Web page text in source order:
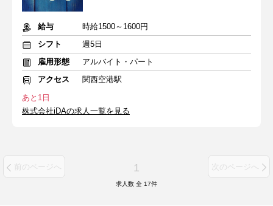
給与
時給1500～1600円
シフト
週5日
雇用形態
アルバイト・パート
アクセス
関西空港駅
あと1日
株式会社iDAの求人一覧を見る
前のページへ 1 次のページへ
求人数 全 17件